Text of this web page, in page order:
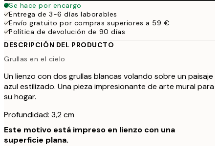
Se hace por encargo
Entrega de 3-6 días laborables
Envío gratuito por compras superiores a 59 €
Política de devolución de 90 días
DESCRIPCIÓN DEL PRODUCTO
Grullas en el cielo
Un lienzo con dos grullas blancas volando sobre un paisaje
azul estilizado. Una pieza impresionante de arte mural para
su hogar.
Profundidad: 3,2 cm
Este motivo está impreso en lienzo con una
superficie plana.